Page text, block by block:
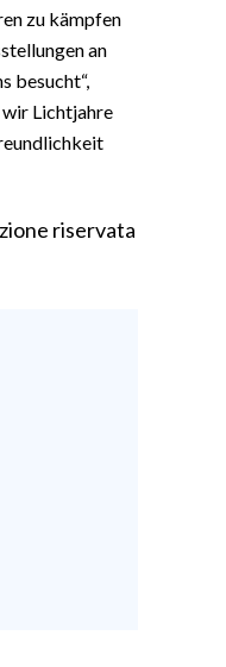
zu kämpfen
an
besucht“,
Lichtjahre
riservata